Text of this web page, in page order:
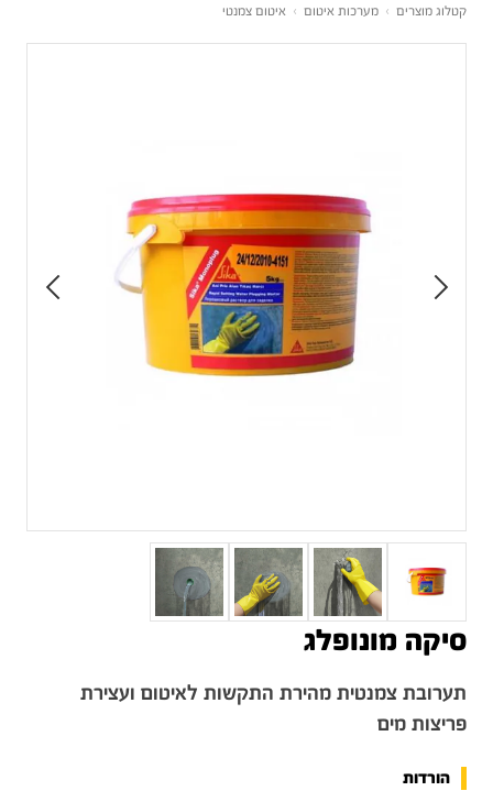
קטלוג מוצרים › מערכות איטום › איטום צמנטי
סיקה מונופלג
תערובת צמנטית מהירת התקשות לאיטום ועצירת
פריצות מים
הורדות